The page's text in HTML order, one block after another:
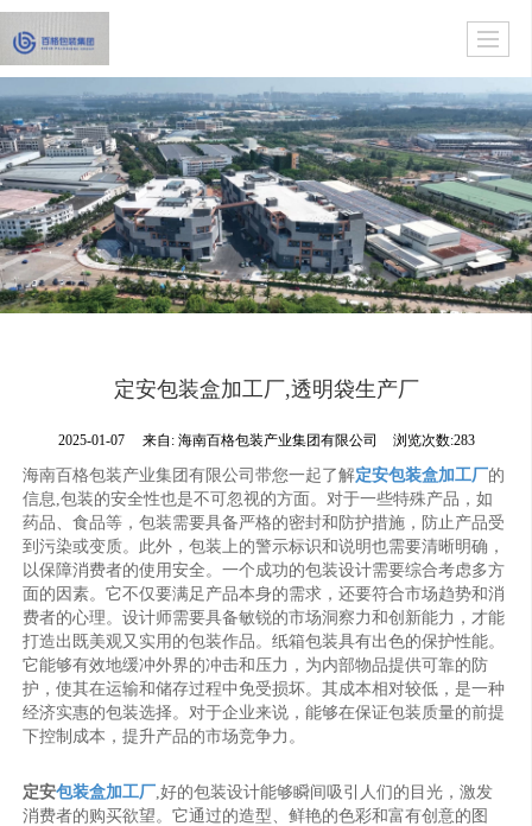
定安包装盒加工厂,透明袋生产厂
2025-01-07 来自: 海南百格包装产业集团有限公司 浏览次数:283
海南百格包装产业集团有限公司带您一起了解定安包装盒加工厂的
信息,包装的安全性也是不可忽视的方面。对于一些特殊产品，如
药品、食品等，包装需要具备严格的密封和防护措施，防止产品受
到污染或变质。此外，包装上的警示标识和说明也需要清晰明确，
以保障消费者的使用安全。一个成功的包装设计需要综合考虑多方
面的因素。它不仅要满足产品本身的需求，还要符合市场趋势和消
费者的心理。设计师需要具备敏锐的市场洞察力和创新能力，才能
打造出既美观又实用的包装作品。纸箱包装具有出色的保护性能。
它能够有效地缓冲外界的冲击和压力，为内部物品提供可靠的防
护，使其在运输和储存过程中免受损坏。其成本相对较低，是一种
经济实惠的包装选择。对于企业来说，能够在保证包装质量的前提
下控制成本，提升产品的市场竞争力。
定安包装盒加工厂 ,好的包装设计能够瞬间吸引人们的目光，激发
消费者的购买欲望。它通过的造型、鲜艳的色彩和富有创意的图